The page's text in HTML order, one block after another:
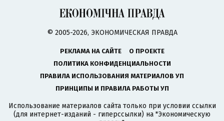
© 2005-2026, ЭКОНОМИЧЕСКАЯ ПРАВДА
РЕКЛАМА НА САЙТЕ
О ПРОЕКТЕ
ПОЛИТИКА КОНФИДЕНЦИАЛЬНОСТИ
ПРАВИЛА ИСПОЛЬЗОВАНИЯ МАТЕРИАЛОВ УП
ПРИНЦИПЫ И ПРАВИЛА РАБОТЫ УП
Использование материалов сайта только при условии ссылки
(для интернет-изданий - гиперссылки) на "Экономическую